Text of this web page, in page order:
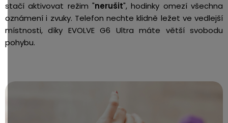
stačí aktivovat režim "nerušit", hodinky omezí všechna
oznámení i zvuky. Telefon nechte klidně ležet ve vedlejší
místnosti, díky EVOLVE G6 Ultra máte větší svobodu
pohybu.